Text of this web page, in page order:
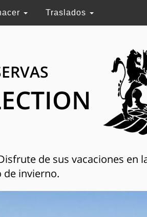
Traslados
de sus vacaciones en
de invierno.